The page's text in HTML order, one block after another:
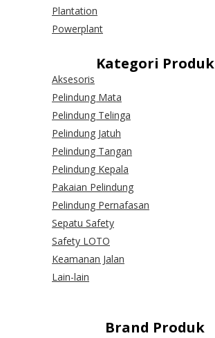
Plantation
Powerplant
Kategori Produk
Aksesoris
Pelindung Mata
Pelindung Telinga
Pelindung Jatuh
Pelindung Tangan
Pelindung Kepala
Pakaian Pelindung
Pelindung Pernafasan
Sepatu Safety
Safety LOTO
Keamanan Jalan
Lain-lain
Brand Produk